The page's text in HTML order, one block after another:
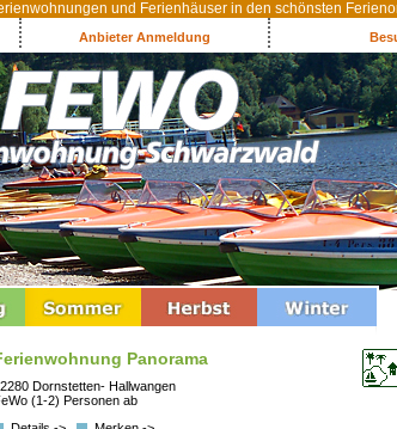
und Ferienhäuser in den schönsten
Anbieter Anmeldung
Panorama
Dornstetten- Hallwangen
(1-2) Personen ab